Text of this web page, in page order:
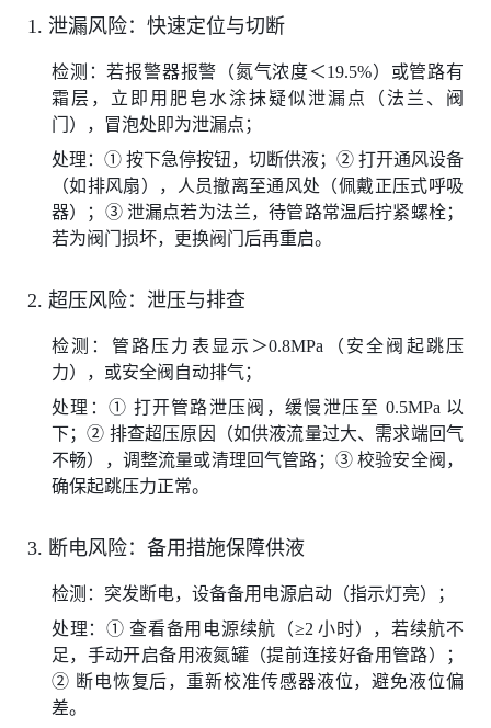
1. 泄漏风险：快速定位与切断
检测：若报警器报警（氮气浓度＜19.5%）或管路有
霜层，立即用肥皂水涂抹疑似泄漏点（法兰、阀
门），冒泡处即为泄漏点；
处理：① 按下急停按钮，切断供液；② 打开通风设备
（如排风扇），人员撤离至通风处（佩戴正压式呼吸
器）；③ 泄漏点若为法兰，待管路常温后拧紧螺栓；
若为阀门损坏，更换阀门后再重启。
2. 超压风险：泄压与排查
检测：管路压力表显示＞0.8MPa（安全阀起跳压
力），或安全阀自动排气；
处理：① 打开管路泄压阀，缓慢泄压至 0.5MPa 以
下；② 排查超压原因（如供液流量过大、需求端回气
不畅），调整流量或清理回气管路；③ 校验安全阀，
确保起跳压力正常。
3. 断电风险：备用措施保障供液
检测：突发断电，设备备用电源启动（指示灯亮）；
处理：① 查看备用电源续航（≥2 小时），若续航不
足，手动开启备用液氮罐（提前连接好备用管路）；
② 断电恢复后，重新校准传感器液位，避免液位偏
差。